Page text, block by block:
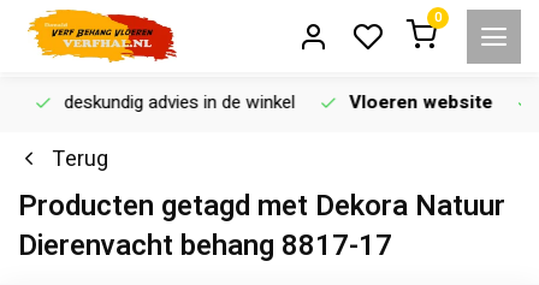
0
deskundig advies in de winkel Vloeren website
Terug
Producten getagd met Dekora Natuur
Dierenvacht behang 8817-17